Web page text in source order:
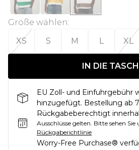
Größe wählen:
XS
S M L XL
IN DIE
EU Zoll- und Einfuhrgebühr
hinzugefügt. Bestellung ab
Rückgabeberechtigt
Ausschlüsse gelten. Bitte sehen Sie
Rückgaberichtlinie
Worry-Free Purchase®